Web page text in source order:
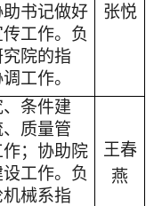
书记做好
工作。负
院的指
工作。
张悦
条件建
质量管
；协助院
工作。负
械系指
王春
燕